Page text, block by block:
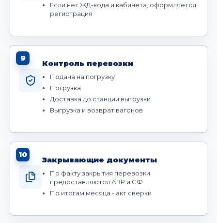
Если нет ЖД-кода и кабинета, оформляется
регистрация
9
Контроль перевозки
Подача на погрузку
Погрузка
Доставка до станции выгрузки
Выгрузка и возврат вагонов
10
Закрывающие документы
По факту закрытия перевозки
предоставляются АВР и СФ
По итогам месяца - акт сверки